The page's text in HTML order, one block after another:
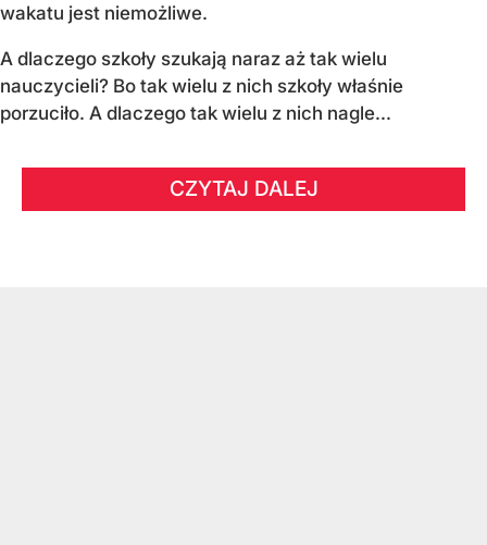
wakatu jest niemożliwe.
A dlaczego szkoły szukają naraz aż tak wielu
nauczycieli? Bo tak wielu z nich szkoły właśnie
porzuciło. A dlaczego tak wielu z nich nagle...
CZYTAJ DALEJ